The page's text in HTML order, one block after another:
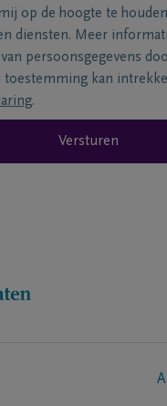
op de hoogte te
diensten. Meer
persoonsgegevens
toestemming kan
.
Versturen